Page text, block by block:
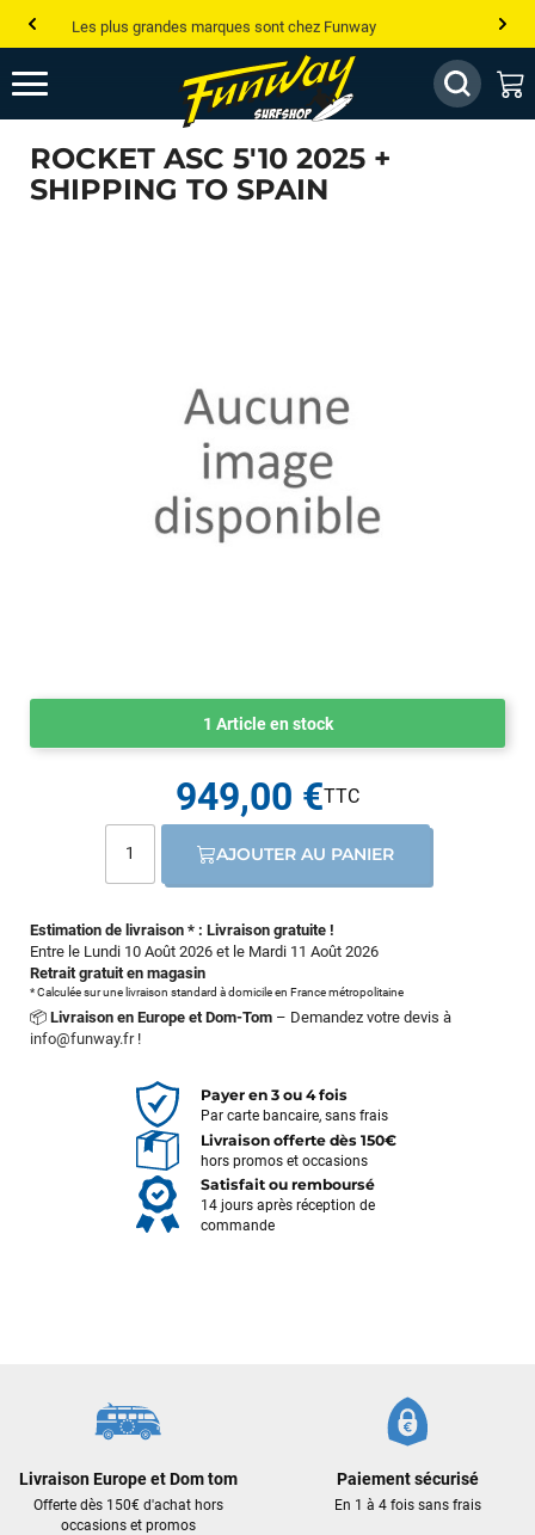
Les plus grandes marques sont chez Funway
Jusqu’à -75% de remise sur le windsurf, wingfoil, etc...
💰 Meilleur prix garanti — Moins cher ailleurs ? On s’aligne !
Besoin de conseils de pro ? Appelle nous !
ROCKET ASC 5'10 2025 +
SHIPPING TO SPAIN
1 Article en stock
Estimation de livraison * : Livraison gratuite !
Entre le Lundi 10 Août 2026 et le Mardi 11 Août 2026
Retrait gratuit en magasin
* Calculée sur une livraison standard à domicile en France métropolitaine
📦 Livraison en Europe et Dom-Tom – Demandez votre devis à
info@funway.fr!
949,00 €
AJOUTER AU PANIER
Payer en 3 ou 4 fois
Par carte bancaire, sans frais
Livraison offerte dès 150€
hors promos et occasions
Satisfait ou remboursé
14 jours après réception de
commande
Livraison Europe et Dom tom
Offerte dès 150€ d'achat hors
occasions et promos
Paiement sécurisé
En 1 à 4 fois sans frais
François
il y a un mois
J’ai commandé un pack via leur site internet. À peine la
commande validée, le magasin m’a appelé pour confirmer
avec moi les caractéristiques des équipements, me conseiller
sur le matériel à choisir, et m’a même offert du matériel en